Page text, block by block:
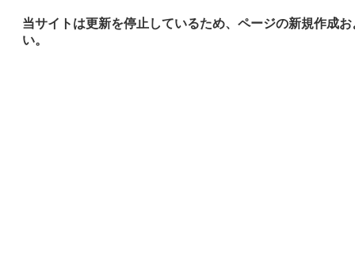
当サイトは更新を停止しているため、ページの新規作成
い。